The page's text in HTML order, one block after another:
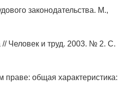
законодательства. М.,
Человек и труд. 2003. № 2. С.
общая характеристика: